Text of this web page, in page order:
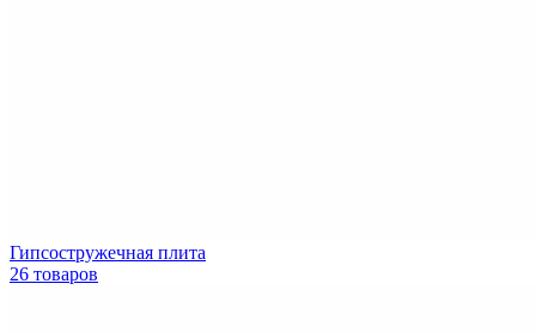
Гипсостружечная плита
26 товаров